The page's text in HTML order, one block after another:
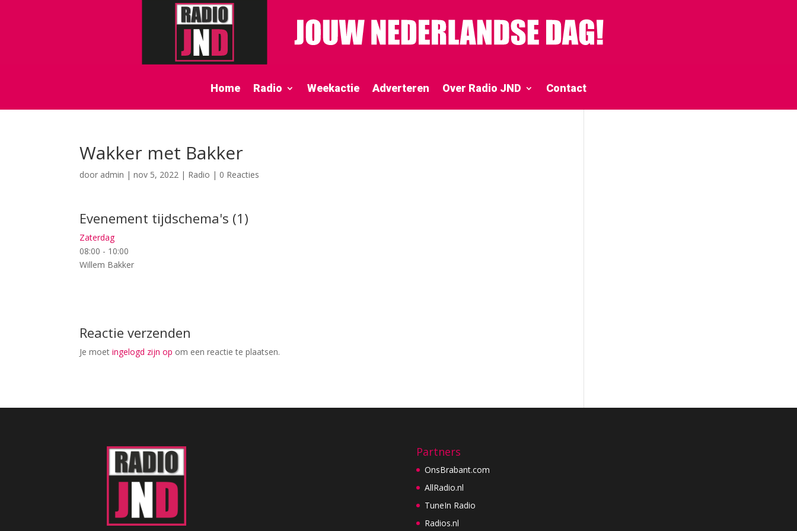
Home Radio Weekactie Adverteren Over Radio JND Contact
Wakker met Bakker
door admin |nov 5, 2022 | Radio | 0 Reacties
Evenement tijdschema's (1)
Zaterdag
08:00 - 10:00
Willem Bakker
Reactie verzenden
Je moetingelogd zijn op om een reactie te plaatsen.
Partners
OnsBrabant.com
AllRadio.nl
TuneIn Radio
Radios.nl